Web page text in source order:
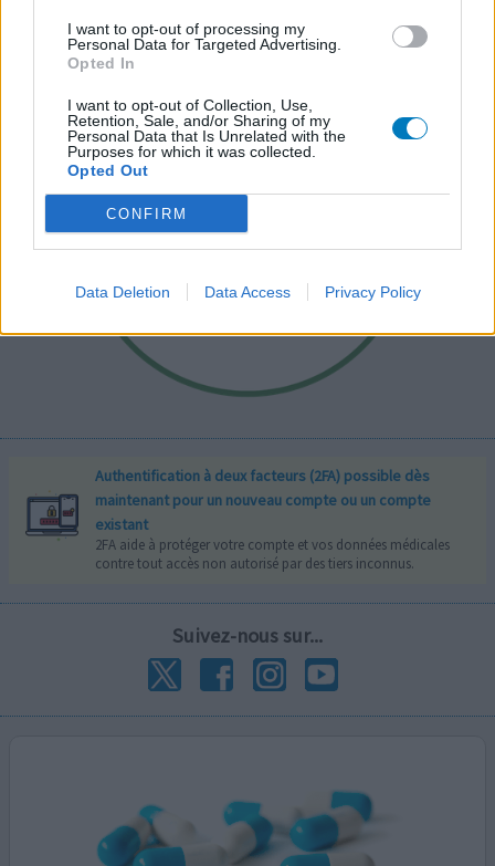
I want to opt-out of processing my
Personal Data for Targeted Advertising.
Opted In
I want to opt-out of Collection, Use,
Retention, Sale, and/or Sharing of my
Personal Data that Is Unrelated with the
Purposes for which it was collected.
Opted Out
CONFIRM
Data Deletion Data Access Privacy Policy
Authentification à deux facteurs (2FA) possible dès
maintenant pour un nouveau compte ou un compte
existant
2FA aide à protéger votre compte et vos données médicales
contre tout accès non autorisé par des tiers inconnus.
Suivez-nous sur...